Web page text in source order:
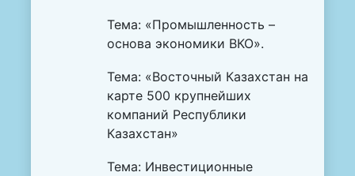
Тема: «Промышленность –
основа экономики ВКО».
Тема: «Восточный Казахстан на
карте 500 крупнейших
компаний Республики
Казахстан»
Тема: Инвестиционные